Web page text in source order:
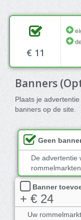
€ 11
Banners
Plaats je
banners op de site.
Geen
De advertentie
Banner
+ € 24
Uw